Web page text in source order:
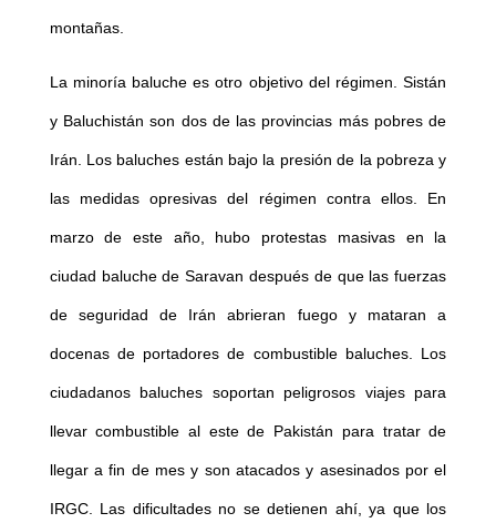
montañas.
La minoría baluche es otro objetivo del régimen. Sistán
y Baluchistán son dos de las provincias más pobres de
Irán. Los baluches están bajo la presión de la pobreza y
las medidas opresivas del régimen contra ellos. En
marzo de este año, hubo protestas masivas en la
ciudad baluche de Saravan después de que las fuerzas
de seguridad de Irán abrieran fuego y mataran a
docenas de portadores de combustible baluches. Los
ciudadanos baluches soportan peligrosos viajes para
llevar combustible al este de Pakistán para tratar de
llegar a fin de mes y son atacados y asesinados por el
IRGC. Las dificultades no se detienen ahí, ya que los